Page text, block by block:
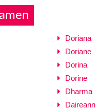
Doriana
Doriane
Dorina
Dorine
Dharma
Daireann